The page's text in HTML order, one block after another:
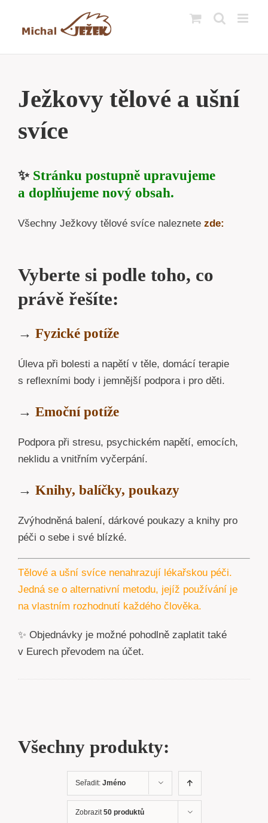
Ježkovy tělové a ušní
svíce
✨ Stránku postupně upravujeme
a doplňujeme nový obsah.
Všechny Ježkovy tělové svíce naleznete zde:
Vyberte si podle toho, co
právě řešíte:
→ Fyzické potíže
Úleva při bolesti a napětí v těle, domácí terapie
s reflexními body i jemnější podpora i pro děti.
→ Emoční potíže
Podpora při stresu, psychickém napětí, emocích,
neklidu a vnitřním vyčerpání.
→ Knihy, balíčky, poukazy
Zvýhodněná balení, dárkové poukazy a knihy pro
péči o sebe i své blízké.
Tělové a ušní svíce nenahrazují lékařskou péči.
Jedná se o alternativní metodu, jejíž používání je
na vlastním rozhodnutí každého člověka.
✨ Objednávky je možné pohodlně zaplatit také
v Eurech převodem na účet.
Všechny produkty:
Seřadit: Jméno
Zobrazit 50 produktů